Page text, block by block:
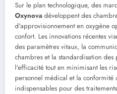
Sur le plan technologique, des
Oxynova développent des
d'approvisionnement en oxygène
confort. Les innovations récentes
des paramètres vitaux, la
chambres et la standardisation
l'efficacité tout en minimisant les
personnel médical et la conformité
indispensables pour des